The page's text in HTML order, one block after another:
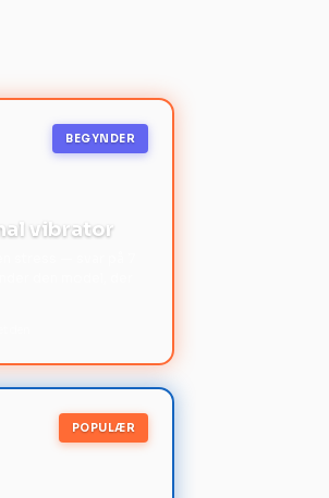
BEGYNDER
vibrator
POPULÆR